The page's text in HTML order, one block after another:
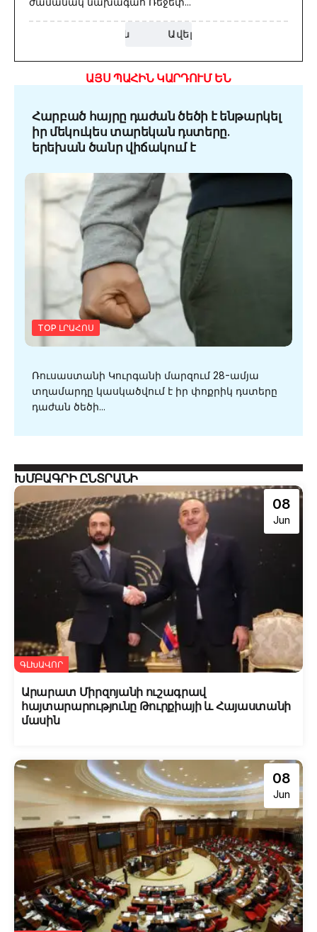
Ավելին
ԱՅՍ ՊԱՀԻՆ ԿԱՐԴՈՒՄ ԵՆ
Հարբած հայրը դաժան ծեծի է ենթարկել
իր մեկուկես տարեկան դստերը.
երեխան ծանր վիճակում է
TOP ԼՐԱՀՈՍ
Ռուսաստանի Կուրգանի մարզում 28-ամյա
տղամարդը կասկածվում է իր փոքրիկ դստերը
դաժան ծեծի...
ԽՄԲԱԳՐԻ ԸՆՏՐԱՆԻ
08
Jun
ԳԼԽԱՎՈՐ
Արարատ Միրզոյանի ուշագրավ
հայտարարությունը Թուրքիայի և Հայաստանի
մասին
08
Jun